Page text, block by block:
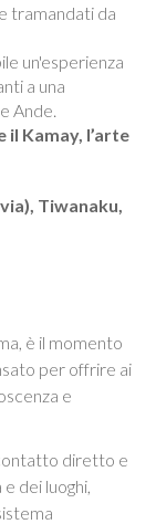
tramandati da
un'esperienza
a una
Ande.
Kamay, l’arte
Tiwanaku,
è il momento
per offrire ai
e
diretto e
dei luoghi,